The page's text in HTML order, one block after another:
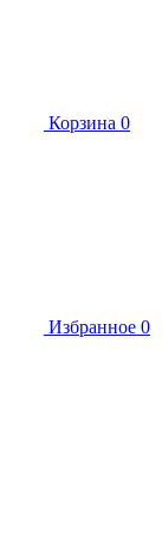
Корзина 0
Избранное 0